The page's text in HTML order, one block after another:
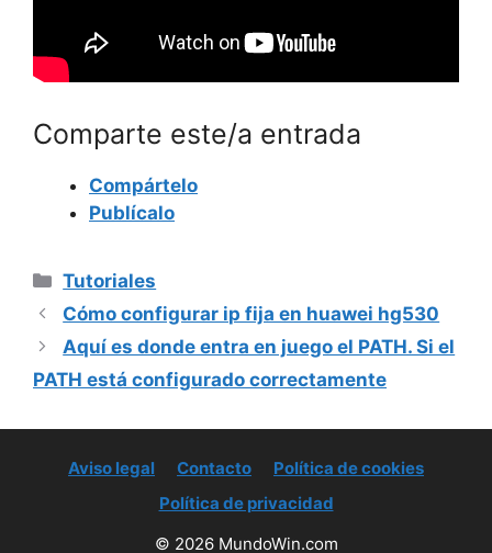
Comparte este/a entrada
Compártelo
Publícalo
Categorías
Tutoriales
Cómo configurar ip fija en huawei hg530
Aquí es donde entra en juego el PATH. Si el
PATH está configurado correctamente
Aviso legal Contacto
Política de cookies
Política de privacidad
© 2026 MundoWin.com